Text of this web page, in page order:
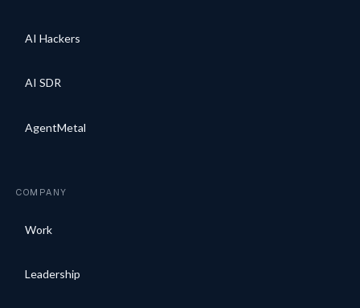
AI Hackers
AI SDR
AgentMetal
COMPANY
Work
Leadership